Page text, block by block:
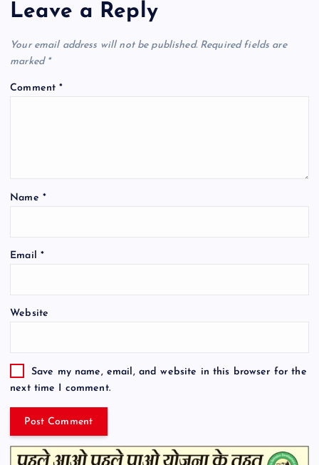
Leave a Reply
Your email address will not be published. Required fields are
marked *
Comment*
Name *
Email *
Website
Save my name, email, and website in this browser for the
next time I comment.